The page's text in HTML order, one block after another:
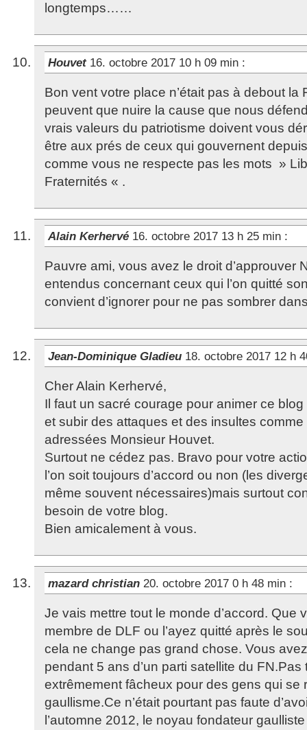
longtemps……
Houvet 16. octobre 2017 10 h 09 min :
Bon vent votre place n’était pas à debout la
peuvent que nuire la cause que nous
vrais valeurs du patriotisme doivent vous
être aux prés de ceux qui gouvernent
comme vous ne respecte pas les mots »
Fraternités « .
Alain Kerhervé 16. octobre 2017 13 h 25 min :
Pauvre ami, vous avez le droit d’approuver
entendus concernant ceux qui l’on quitté
convient d’ignorer pour ne pas sombrer
Jean-Dominique Gladieu 18. octobre 2017 12 h
Cher Alain Kerhervé,
Il faut un sacré courage pour animer ce
et subir des attaques et des insultes
adressées Monsieur Houvet.
Surtout ne cédez pas. Bravo pour votre
l’on soit toujours d’accord ou non (les
même souvent nécessaires)mais surtout
besoin de votre blog.
Bien amicalement à vous.
mazard christian 20. octobre 2017 0 h 48 min :
Je vais mettre tout le monde d’accord. Que
membre de DLF ou l’ayez quitté après le
cela ne change pas grand chose. Vous
pendant 5 ans d’un parti satellite du
extrêmement fâcheux pour des gens qui se
gaullisme.Ce n’était pourtant pas faute
l’automne 2012, le noyau fondateur